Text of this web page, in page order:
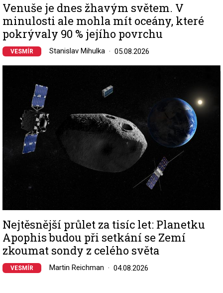
Venuše je dnes žhavým světem. V
minulosti ale mohla mít oceány, které
pokrývaly 90 % jejího povrchu
VESMÍR Stanislav Mihulka 05.08.2026
Nejtěsnější průlet za tisíc let: Planetku
Apophis budou při setkání se Zemí
zkoumat sondy z celého světa
VESMÍR Martin Reichman 04.08.2026